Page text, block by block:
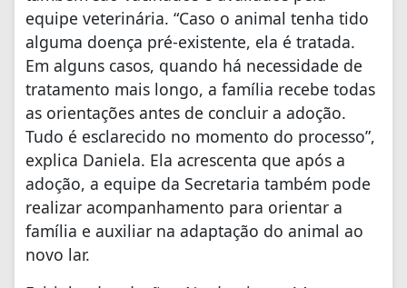
equipe veterinária. “Caso o animal tenha tido
alguma doença pré-existente, ela é tratada.
Em alguns casos, quando há necessidade de
tratamento mais longo, a família recebe todas
as orientações antes de concluir a adoção.
Tudo é esclarecido no momento do processo”,
explica Daniela. Ela acrescenta que após a
adoção, a equipe da Secretaria também pode
realizar acompanhamento para orientar a
família e auxiliar na adaptação do animal ao
novo lar.